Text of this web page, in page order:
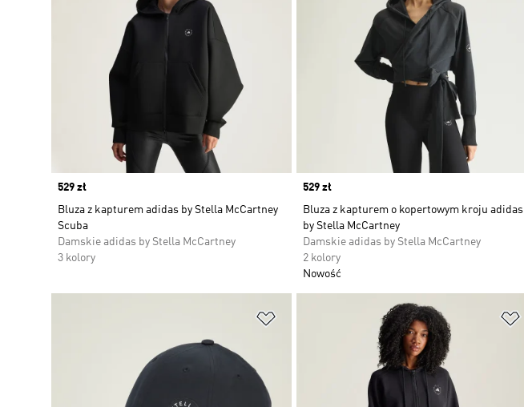
Price
529 zł
Bluza z kapturem adidas by Stella McCartney
Scuba
Damskie adidas by Stella McCartney
3 kolory
Price
529 zł
Bluza z kapturem o kopertowym kroju adidas
by Stella McCartney
Damskie adidas by Stella McCartney
2 kolory
Nowość
Dodaj do listy życzeń